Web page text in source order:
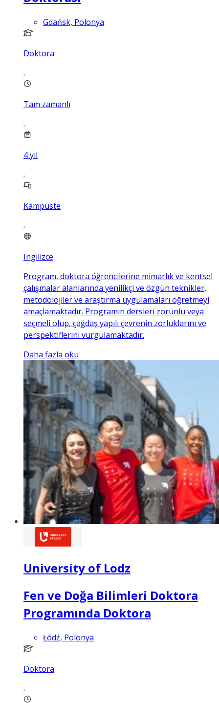
Gdańsk, Polonya
Doktora
Tam zamanlı
4yıl
Kampüste
Ingilizce
Program, doktora öğrencilerine mimarlık ve kentsel
çalışmalar alanlarında yenilikçi ve özgün teknikler,
metodolojiler ve araştırma uygulamaları öğretmeyi
amaçlamaktadır. Programın dersleri zorunlu veya
seçmeli olup, çağdaş yapılı çevrenin zorluklarını ve
perspektiflerini vurgulamaktadır.
Daha fazla oku
University of Lodz
Fen ve Doğa Bilimleri Doktora
Programında Doktora
Łódź, Polonya
Doktora